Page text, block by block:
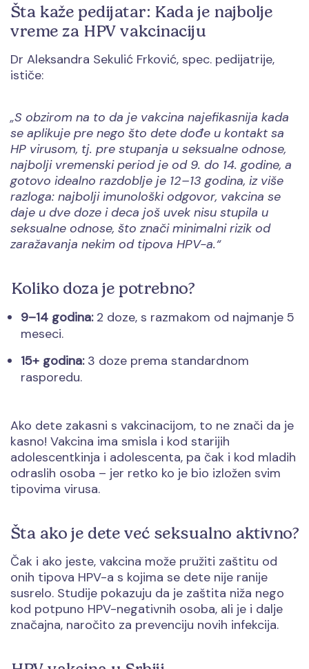
Šta kaže pedijatar: Kada je najbolje
vreme za HPV vakcinaciju
Dr Aleksandra Sekulić Frković, spec. pedijatrije,
ističe:
„S obzirom na to da je vakcina najefikasnija kada
se aplikuje pre nego što dete dođe u kontakt sa
HP virusom, tj. pre stupanja u seksualne odnose,
najbolji vremenski period je od 9. do 14. godine, a
gotovo idealno razdoblje je 12–13 godina, iz više
razloga: najbolji imunološki odgovor, vakcina se
daje u dve doze i deca još uvek nisu stupila u
seksualne odnose, što znači minimalni rizik od
zaražavanja nekim od tipova HPV-a.“
Koliko doza je potrebno?
9–14 godina:2 doze, s razmakom od najmanje 5
meseci.
15+ godina:3 doze prema standardnom
rasporedu.
Ako dete zakasni s vakcinacijom, to ne znači da je
kasno! Vakcina ima smisla i kod starijih
adolescentkinja i adolescenta, pa čak i kod mladih
odraslih osoba – jer retko ko je bio izložen svim
tipovima virusa.
Šta ako je dete već seksualno aktivno?
Čak i ako jeste, vakcina može pružiti zaštitu od
onih tipova HPV-a s kojima se dete nije ranije
susrelo. Studije pokazuju da je zaštita niža nego
kod potpuno HPV-negativnih osoba, ali je i dalje
značajna, naročito za prevenciju novih infekcija.